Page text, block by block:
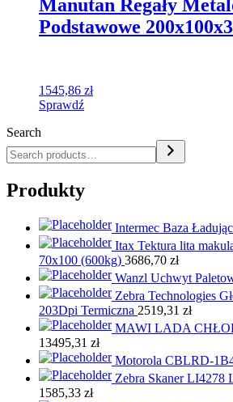
Manutan Regały
Podstawowe
1545,86 zł
Sprawdź
Search
Produkty
Intermec Baza
Itax Tektura lita
70x100 (600kg) 3686,70 zł
Wanzl Uchwyt
Zebra Technologies
203Dpi Termiczna 2519,31 zł
MAWI LADA
13495,31 zł
Motorola CBLRD-
Zebra Skaner LI4278
1585,33 zł